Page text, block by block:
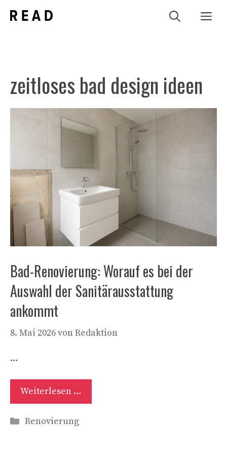
Inhalt
zeitloses bad design ideen
Bad-Renovierung: Worauf es bei der
Auswahl der Sanitärausstattung
ankommt
8. Mai 2026vonRedaktion
…
Weiterlesen …
Kategorien
Renovierung